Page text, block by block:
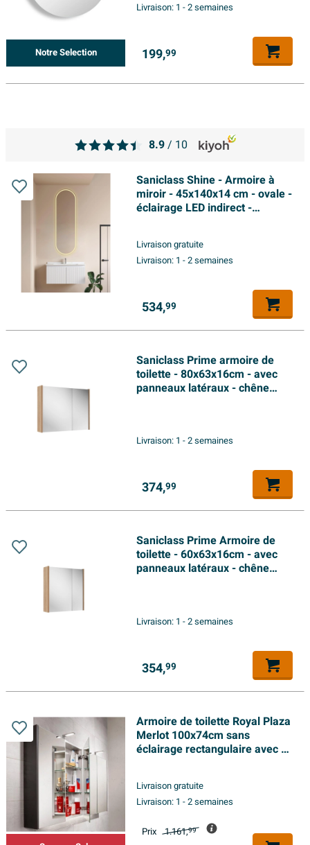
Notre Selection
Livraison: 1 - 2 semaines
199,99
Saniclass Shine - Armoire à
miroir - 45x140x14 cm - ovale -
éclairage LED indirect -
Livraison gratuite
Livraison: 1 - 2 semaines
534,99
Saniclass Prime armoire de
toilette - 80x63x16cm - avec
panneaux latéraux - chêne
Livraison: 1 - 2 semaines
374,99
Saniclass Prime Armoire de
toilette - 60x63x16cm - avec
panneaux latéraux - chêne
Livraison: 1 - 2 semaines
354,99
Armoire de toilette Royal Plaza
Merlot 100x74cm sans
éclairage rectangulaire avec 2
Livraison gratuite
Livraison: 1 - 2 semaines
Prix 1.161,99
8.9/ 10